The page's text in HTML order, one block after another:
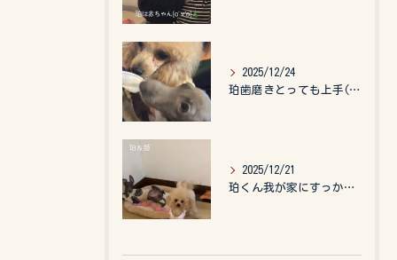
2025/12/24
珀歯磨きとっても上手(о´∀`о)
2025/12/21
珀くん我が家にすっかりなれて、キッズのお世話もしてくれて、今...